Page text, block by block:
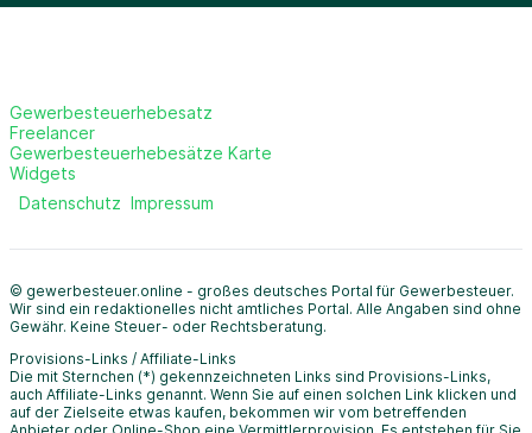
Gewerbesteuerhebesatz
Freelancer
Gewerbesteuerhebesätze Karte
Widgets
Datenschutz Impressum
© gewerbesteuer.online - großes deutsches Portal für Gewerbesteuer.
Wir sind ein redaktionelles nicht amtliches Portal. Alle Angaben sind ohne
Gewähr. Keine Steuer- oder Rechtsberatung.
Provisions-Links / Affiliate-Links
Die mit Sternchen (*) gekennzeichneten Links sind Provisions-Links,
auch Affiliate-Links genannt. Wenn Sie auf einen solchen Link klicken und
auf der Zielseite etwas kaufen, bekommen wir vom betreffenden